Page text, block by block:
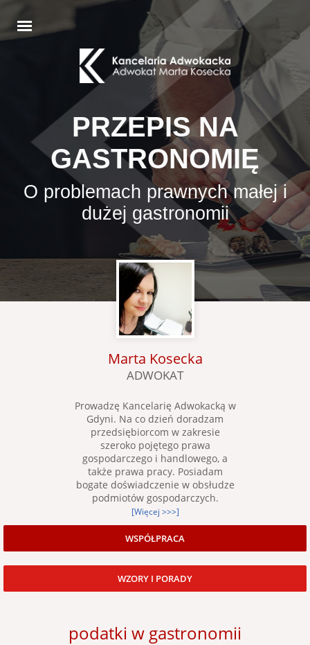
PRZEPIS NA
GASTRONOMIĘ
O problemach prawnych małej i
dużej gastronomii
Marta Kosecka
ADWOKAT
Prowadzę Kancelarię Adwokacką w
Gdyni. Na co dzień doradzam
przedsiębiorcom w zakresie
szeroko pojętego prawa
gospodarczego i handlowego, a
także prawa pracy. Posiadam
bogate doświadczenie w obsłudze
podmiotów gospodarczych.
[Więcej >>>]
WSPÓŁPRACA
WZORY I PORADY
podatki w gastronomii